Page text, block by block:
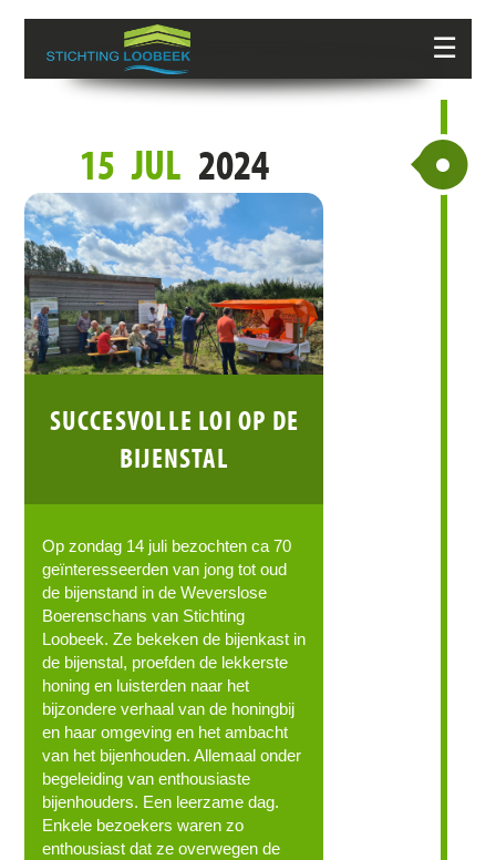
☰
15 JUL 2024
SUCCESVOLLE LOI OP DE
BIJENSTAL
Op zondag 14 juli bezochten ca 70
geïnteresseerden van jong tot oud
de bijenstand in de Weverslose
Boerenschans van Stichting
Loobeek. Ze bekeken de bijenkast in
de bijenstal, proefden de lekkerste
honing en luisterden naar het
bijzondere verhaal van de honingbij
en haar omgeving en het ambacht
van het bijenhouden. Allemaal onder
begeleiding van enthousiaste
bijenhouders. Een leerzame dag.
Enkele bezoekers waren zo
enthousiast dat ze overwegen de